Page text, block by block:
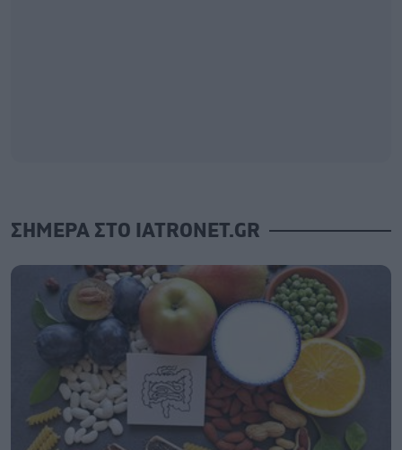
ΣΗΜΕΡΑ ΣΤΟ IATRONET.GR